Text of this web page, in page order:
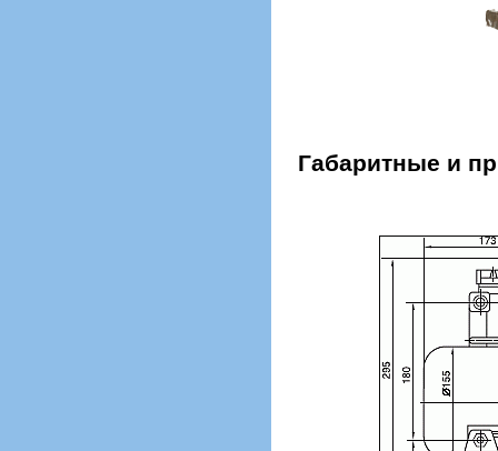
Габаритные и